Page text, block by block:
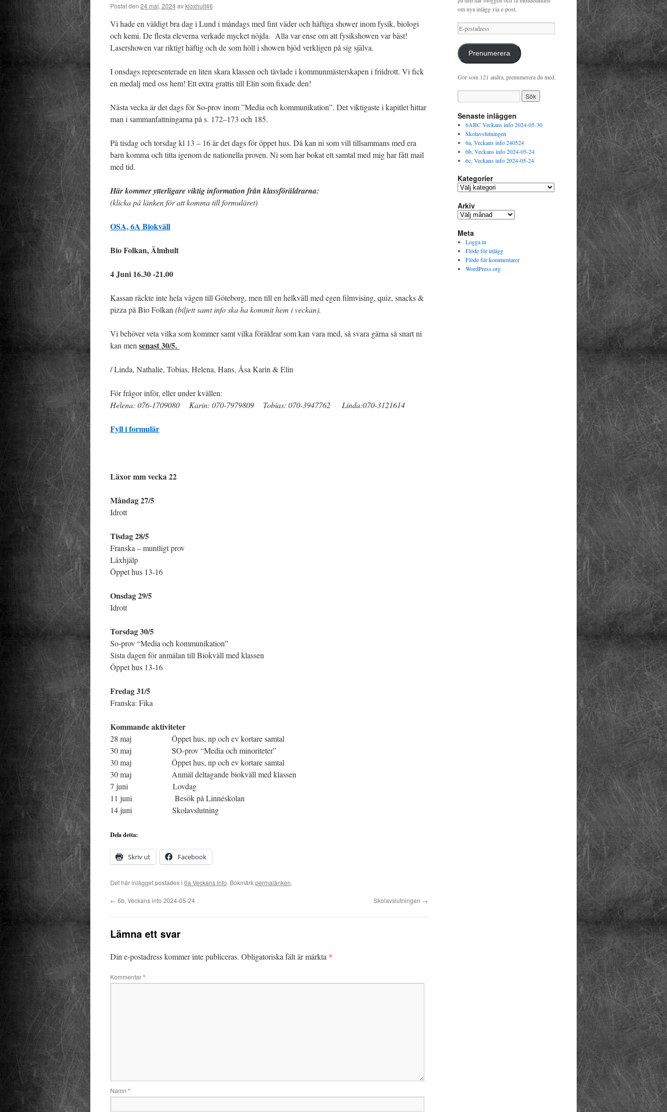
Postat den 24 maj, 2024avkloxhult46
Vi hade en väldigt bra dag i Lund i måndags med fint väder och häftiga shower inom fysik, biologi
och kemi. De flesta eleverna verkade mycket nöjda. Alla var ense om att fysikshowen var bäst!
Lasershowen var riktigt häftig och de som höll i showen bjöd verkligen på sig själva.
I onsdags representerade en liten skara klassen och tävlade i kommunmästerskapen i friidrott. Vi fick
en medalj med oss hem! Ett extra grattis till Elin som fixade den!
Nästa vecka är det dags för So-prov inom ”Media och kommunikation”. Det viktigaste i kapitlet hittar
man i sammanfattningarna på s. 172–173 och 185.
På tisdag och torsdag kl 13 – 16 är det dags för öppet hus. Då kan ni som vill tillsammans med era
barn komma och titta igenom de nationella proven. Ni som har bokat ett samtal med mig har fått mail
med tid.
Här kommer ytterligare viktig information från klassföräldrarna:
(klicka på länken för att komma till formuläret)
OSA, 6A Biokväll
Bio Folkan, Älmhult
4 Juni 16.30 -21.00
Kassan räckte inte hela vägen till Göteborg, men till en helkväll med egen filmvising, quiz, snacks &
pizza på Bio Folkan (biljett samt info ska ha kommit hem i veckan).
Vi behöver veta vilka som kommer samt vilka föräldrar som kan vara med, så svara gärna så snart ni
kan men senast 30/5.
/ Linda, Nathalie, Tobias, Helena, Hans, Åsa Karin & Elin
För frågor inför, eller under kvällen:
Helena: 076-1709080 Karin: 070-7979809 Tobias: 070-3947762 Linda:070-3121614
Fyll i formulär
Läxor mm vecka 22
Måndag 27/5
Idrott
Tisdag 28/5
Franska – muntligt prov
Läxhjälp
Öppet hus 13-16
Onsdag 29/5
Idrott
Torsdag 30/5
So-prov “Media och kommunikation”
Sista dagen för anmälan till Biokväll med klassen
Öppet hus 13-16
Fredag 31/5
Franska: Fika
Kommande aktiviteter
28 maj Öppet hus, np och ev kortare samtal
30 maj SO-prov “Media och minoriteter”
30 maj Öppet hus, np och ev kortare samtal
30 maj Anmäl deltagande biokväll med klassen
7 juni Lovdag
11 juni Besök på Linnéskolan
14 juni Skolavslutning
Dela detta:
Skriv ut Facebook
Det här inlägget postades i 6a Veckans info. Bokmärkpermalänken.
← 6b, Veckans info 2024-05-24 Skolavslutningen →
Lämna ett svar
Din e-postadress kommer inte publiceras. Obligatoriska fält är märkta *
Kommentar*
Namn *
om nya inlägg via e-post.
E-
postadress
Prenumerera
Gör som 121 andra, prenumerera du med.
Senaste inläggen
6ABC Veckans info 2024-05-30
Skolavslutningen
6a, Veckans info 240524
6b, Veckans info 2024-05-24
6c, Veckans info 2024-05-24
Kategorier
Kategorier
Arkiv
Arkiv
Meta
Logga in
Flöde för inlägg
Flöde för kommentarer
WordPress.org